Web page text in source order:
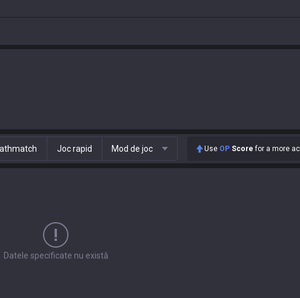
Joc rapid Mod de joc Use OP Score for a more
Datele specificate nu există